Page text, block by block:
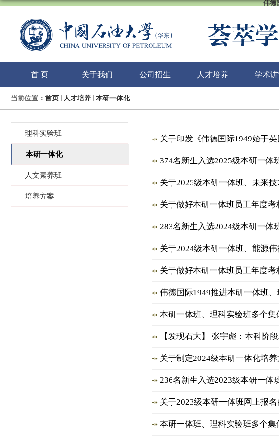
伟德
首 页 关于我们 公司招生 人才培养 学术
当前位置： 首页 人才培养 本研一体化
理科实验班
本研一体化
人文素养班
培养方案
关于印发《伟德国际1949始于
374名新生入选2025级本研一体
关于2025级本研一体班、未来
关于做好本研一体班员工年度
283名新生入选2024级本研一体
关于2024级本研一体班、能源
关于做好本研一体班员工年度
伟德国际1949推进本研一体班
本研一体班、理科实验班多个
【发现石大】 张宇彪：本科阶
关于制定2024级本研一体化培
236名新生入选2023级本研一体
关于2023级本研一体班网上报名
本研一体班、理科实验班多个